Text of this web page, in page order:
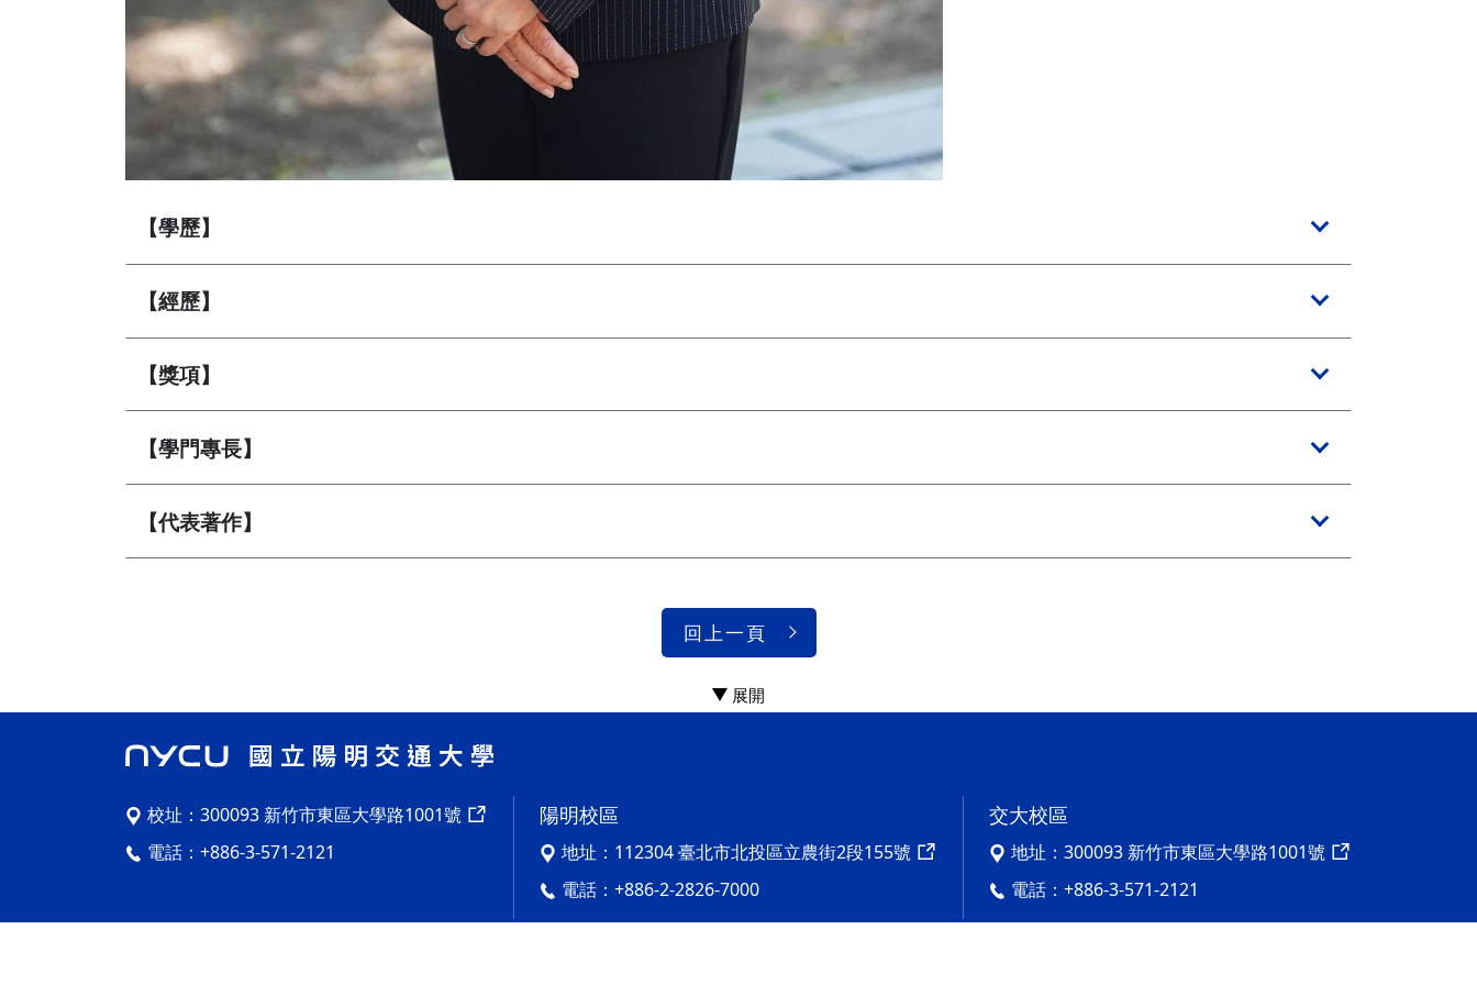
【學歷】
【經歷】
【獎項】
【學門專長】
【代表著作】
回上一頁
校址： 300093 新竹市東區大學路1001號
電話： +886-3-571-2121
陽明校區
地址： 112304 臺北市北投區立農街2段155號
電話： +886-2-2826-7000
交大校區
地址： 300093 新竹市東區大學路1001號
電話： +886-3-571-2121